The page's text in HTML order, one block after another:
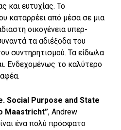
και ευτυχίας. Το
καταρρέει από μέσα σε μια
οικογένεια υπερ-
τα αδιέξοδα του
συντηρητισμού. Τα είδωλα
Ενδεχομένως το καλύτερο
Social Purpose and State
Maastricht”, Andrew
ένα πολύ πρόσφατο